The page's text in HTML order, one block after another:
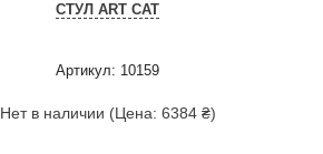
СТУЛ ART CAT
Артикул: 10159
Нет в наличии (Цена: 6384 ₴)